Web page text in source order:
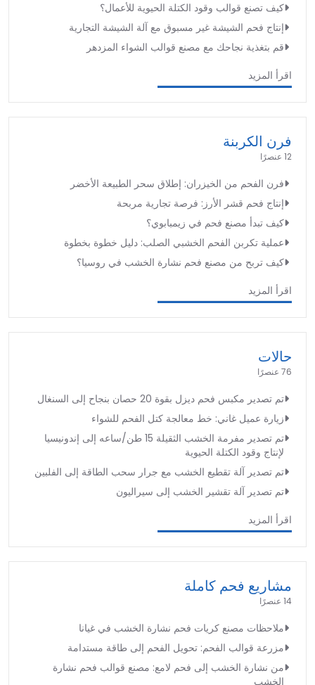
كيف تصنع قوالب وقود الكتلة الحيوية للأعمال؟
إنتاج فحم الشيشة غير مسبوق مع آلة الشيشة التجارية
قم بتغذية نجاحك مع مصنع قوالب الشواء المزدهر
اقرأ المزيد
فرن الكربنة
12 عنصرًا
فرن الفحم من الخيزران: إطلاق سحر الطبيعة الأخضر
إنتاج فحم قشر الأرز: فرصة تجارية مربحة
كيف تبدأ مصنع فحم في زيمبابوي؟
عملية تكربن الفحم الخشبي الصلب: دليل خطوة بخطوة
كيف تربح من مصنع فحم نشارة الخشب في روسيا؟
اقرأ المزيد
حالات
76 عنصرًا
تم تصدير مكبس فحم ديزل بقوة 20 حصان بنجاح إلى السنغال
زيارة عميل غاني: خط معالجة كتل الفحم للشواء
تم تصدير مفرمة الخشب الثقيلة 15 طن/ساعه إلى إندونيسيا
لإنتاج وقود الكتلة الحيوية
تم تصدير آلة تقطيع الخشب مع جرار سحب الطاقة إلى الفلبين
تم تصدير آلة تقشير الخشب إلى سيراليون
اقرأ المزيد
مشاريع فحم كاملة
14 عنصرًا
ملاحظات مصنع كريات فحم نشارة الخشب في غيانا
مزرعة قوالب الفحم: تحويل الفحم إلى طاقة مستدامة
من نشارة الخشب إلى فحم لامع: مصنع قوالب فحم نشارة
الخشب